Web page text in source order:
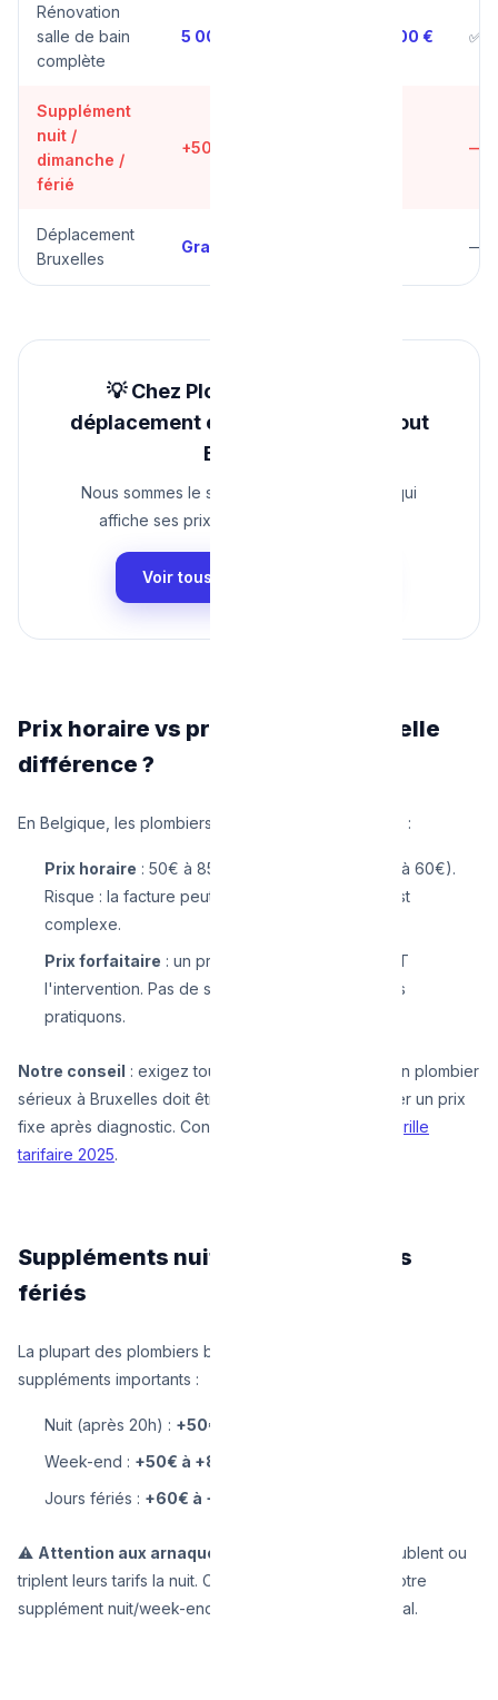
Rénovation
salle de bain
complète
5 000 € 5 000 – 15 000 € ✅
Supplément
nuit /
dimanche /
férié
+50 € —
Déplacement
Bruxelles
Gratuit —
💡 Chez Plombier Urgence, le
déplacement est GRATUIT dans tout
Bruxelles
Nous sommes le seul plombier à Bruxelles qui
affiche ses prix en ligne. Pas de surprise.
Voir tous nos tarifs 2025 →
Prix horaire vs prix forfaitaire : quelle
différence ?
En Belgique, les plombiers facturent de deux façons :
Prix horaire : 50€ à 85€/h + déplacement (30€ à 60€).
Risque : la facture peut grimper si le problème est
complexe.
Prix forfaitaire : un prix fixe communiqué AVANT
l'intervention. Pas de surprise. C'est ce que nous
pratiquons.
Notre conseil : exigez toujours un prix forfaitaire. Un plombier
sérieux à Bruxelles doit être capable de vous donner un prix
fixe après diagnostic. Consultez directement notre
grille
tarifaire 2025.
Suppléments nuit, week-end, jours
fériés
La plupart des plombiers bruxellois appliquent des
suppléments importants :
Nuit (après 20h) : +50€ à +100€
Week-end : +50€ à +80€
Jours fériés : +60€ à +120€
⚠️ Attention aux arnaques
: certains plombiers doublent ou
triplent leurs tarifs la nuit. Chez Plombier Urgence, notre
supplément nuit/week-end est fixe à
, point final.